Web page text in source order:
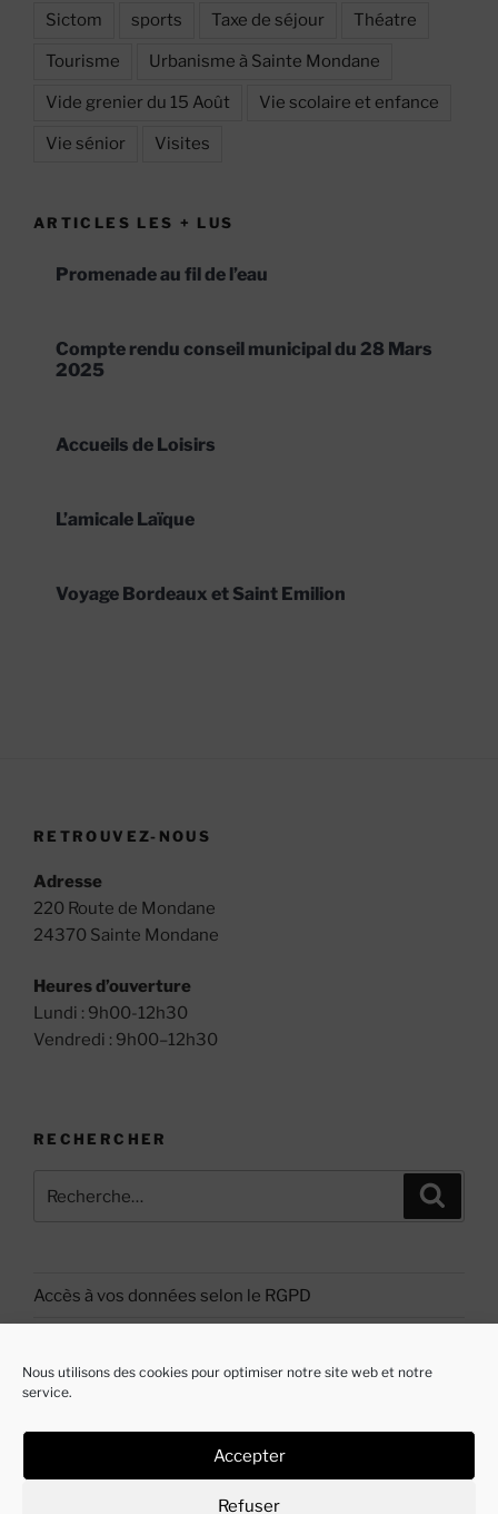
Nous utilisons des cookies pour optimiser notre site web et notre
service.
Accepter
Refuser
Sictom sports Taxe de séjour Théatre
Tourisme Urbanisme à Sainte Mondane
Vide grenier du 15 Août Vie scolaire et enfance
Vie sénior Visites
ARTICLES LES + LUS
Promenade au fil de l’eau
Compte rendu conseil municipal du 28 Mars
2025
Accueils de Loisirs
L’amicale Laïque
Voyage Bordeaux et Saint Emilion
RETROUVEZ-NOUS
Adresse
220 Route de Mondane
24370 Sainte Mondane
Heures d’ouverture
Lundi : 9h00-12h30
Vendredi : 9h00–12h30
RECHERCHER
pour
Accès à vos données selon le RGPD